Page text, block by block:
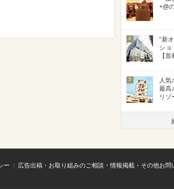
+@
4
“新
シ
【首
5
人気
最高
リゾ
ー
広告出稿・お取り組みのご相談・情報掲載・その他お問